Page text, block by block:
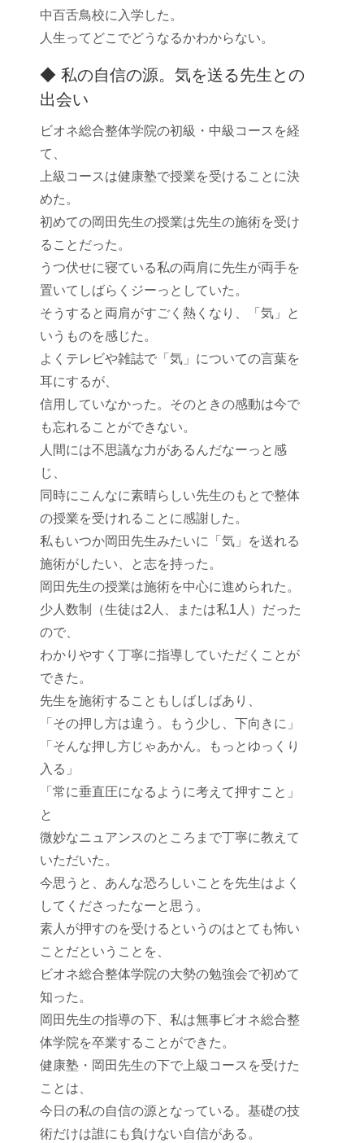
中百舌鳥校に入学した。
人生ってどこでどうなるかわからない。
◆ 私の自信の源。気を送る先生との
出会い
ビオネ総合整体学院の初級・中級コースを経
て、
上級コースは健康塾で授業を受けることに決
めた。
初めての岡田先生の授業は先生の施術を受け
ることだった。
うつ伏せに寝ている私の両肩に先生が両手を
置いてしばらくジーっとしていた。
そうすると両肩がすごく熱くなり、「気」と
いうものを感じた。
よくテレビや雑誌で「気」についての言葉を
耳にするが、
信用していなかった。そのときの感動は今で
も忘れることができない。
人間には不思議な力があるんだなーっと感
じ、
同時にこんなに素晴らしい先生のもとで整体
の授業を受けれることに感謝した。
私もいつか岡田先生みたいに「気」を送れる
施術がしたい、と志を持った。
岡田先生の授業は施術を中心に進められた。
少人数制（生徒は2人、または私1人）だった
ので、
わかりやすく丁寧に指導していただくことが
できた。
先生を施術することもしばしばあり、
「その押し方は違う。もう少し、下向きに」
「そんな押し方じゃあかん。もっとゆっくり
入る」
「常に垂直圧になるように考えて押すこと」
と
微妙なニュアンスのところまで丁寧に教えて
いただいた。
今思うと、あんな恐ろしいことを先生はよく
してくださったなーと思う。
素人が押すのを受けるというのはとても怖い
ことだということを、
ビオネ総合整体学院の大勢の勉強会で初めて
知った。
岡田先生の指導の下、私は無事ビオネ総合整
体学院を卒業することができた。
健康塾・岡田先生の下で上級コースを受けた
ことは、
今日の私の自信の源となっている。基礎の技
術だけは誰にも負けない自信がある。